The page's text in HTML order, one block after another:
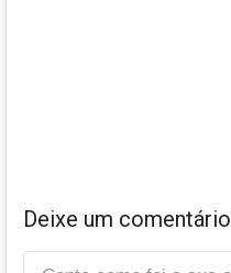
Deixe um comentário